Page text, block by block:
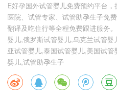
E好孕国外试管婴儿免费预约平台
医院、试管专家、试管助孕生子免
翻译及吃住行等全程免费跟进服务
婴儿,俄罗斯试管婴儿,乌克兰试管
亚试管婴儿,泰国试管婴儿,美国试
婴儿,试管助孕生子